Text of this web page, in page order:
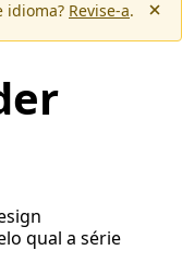
idioma? Revise-a.
qual a série